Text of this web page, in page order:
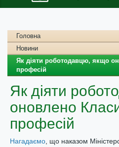
Головна
Новини
Як діяти роботодавцю, якщо
професій
Як діяти
оновлено
професій
Нагадаємо , що наказом